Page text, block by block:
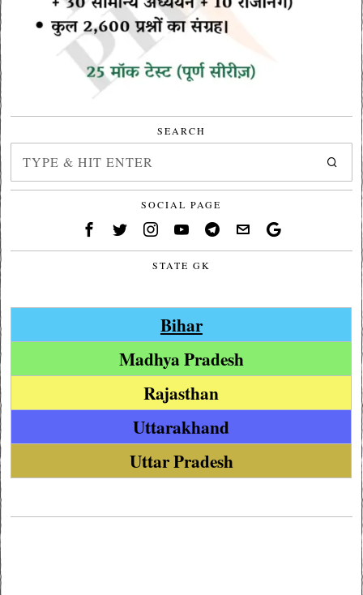
SEARCH
SOCIAL PAGE
STATE GK
Bihar
Madhya Pradesh
Rajasthan
Uttarakhand
Uttar Pradesh